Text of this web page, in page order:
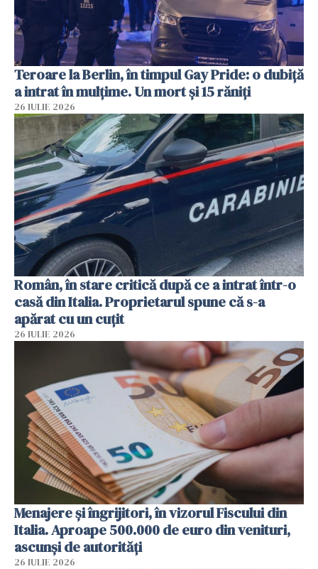
Teroare la Berlin, în timpul Gay Pride: o dubiță
a intrat în mulțime. Un mort și 15 răniți
26 IULIE 2026
Român, în stare critică după ce a intrat într-o
casă din Italia. Proprietarul spune că s-a
apărat cu un cuțit
26 IULIE 2026
Menajere și îngrijitori, în vizorul Fiscului din
Italia. Aproape 500.000 de euro din venituri,
ascunși de autorități
26 IULIE 2026